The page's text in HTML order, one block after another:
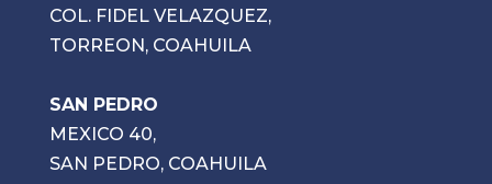
COL. FIDEL VELAZQUEZ,
TORREON, COAHUILA
SAN PEDRO
MEXICO 40,
SAN PEDRO, COAHUILA